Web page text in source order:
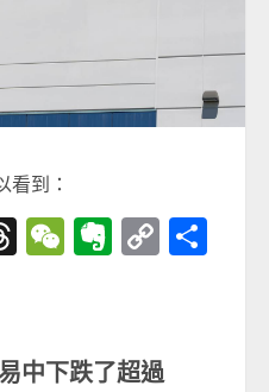
到：
Threads
WeChat
Evernote
Copy
中下跌了超過